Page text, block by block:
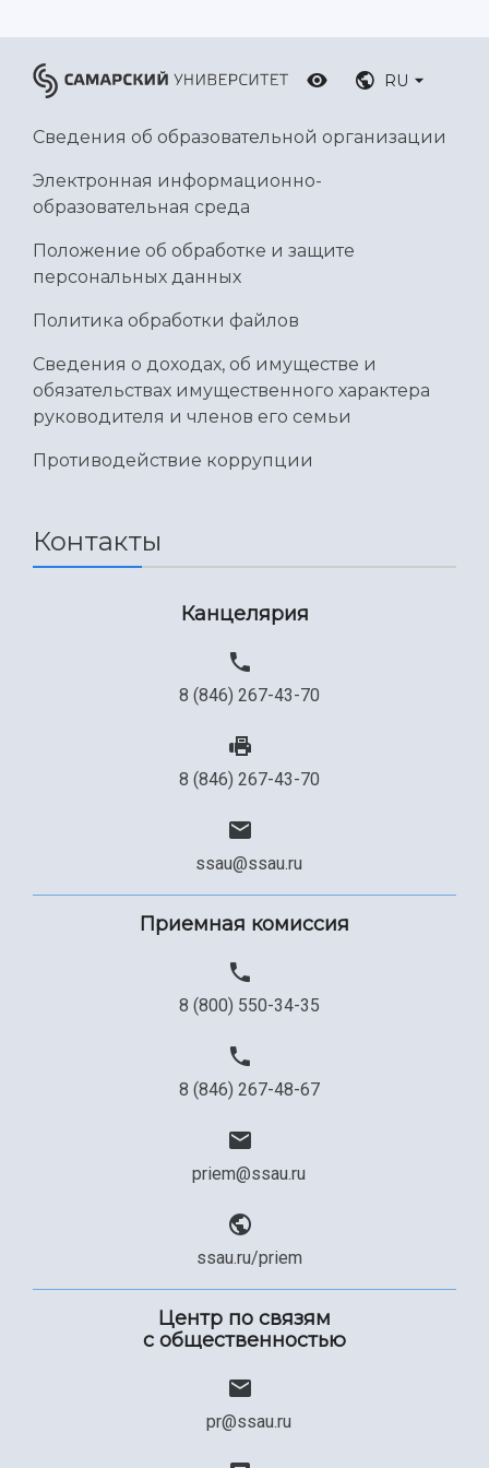
Сведения об образовательной организации
Официальные документы
RU
Сведения об образовательной организации
Электронная информационно-
образовательная среда
Положение об обработке и защите
персональных данных
Политика обработки файлов
Сведения о доходах, об имуществе и
обязательствах имущественного характера
руководителя и членов его семьи
Противодействие коррупции
Контакты
Канцелярия
8 (846) 267-43-70
8 (846) 267-43-70
ssau@ssau.ru
Приемная комиссия
8 (800) 550-34-35
8 (846) 267-48-67
priem@ssau.ru
ssau.ru/priem
Центр по связям
с общественностью
pr@ssau.ru